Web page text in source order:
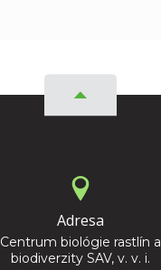
Adresa
Centrum biológie rastlín a
biodiverzity SAV, v. v. i.